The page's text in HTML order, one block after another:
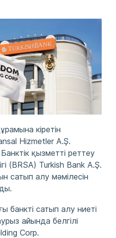
кіретін
Hizmetler A.Ş.
қызметті реттеу
(BRSA) Turkish Bank A.Ş.
сатып алу мәмілесін
банкті сатып алу ниеті
айында белгілі
Corp.